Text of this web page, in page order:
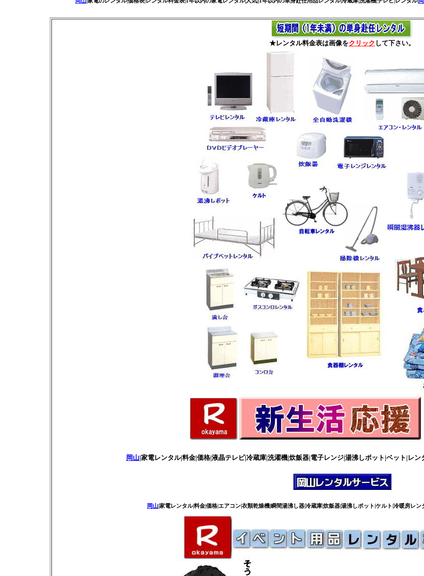
★レンタル料金表は画像をクリック して下さい。
岡山|家電レンタル|料金|価格|液晶テレビ|冷蔵庫|洗濯機|炊飯器|電子レンジ|湯沸しポット|ベット|レン
岡山|家電レンタル|料金|価格|エアコン|衣類乾燥機|瞬間湯沸し器|冷蔵庫|炊飯器|湯沸しポット|ケルト|冷暖房レン